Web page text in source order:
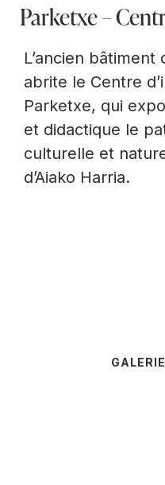
Parketxe –
L’ancien
abrite le Centre
Parketxe, qui
et didactique le
culturelle et
d’Aiako Harria.